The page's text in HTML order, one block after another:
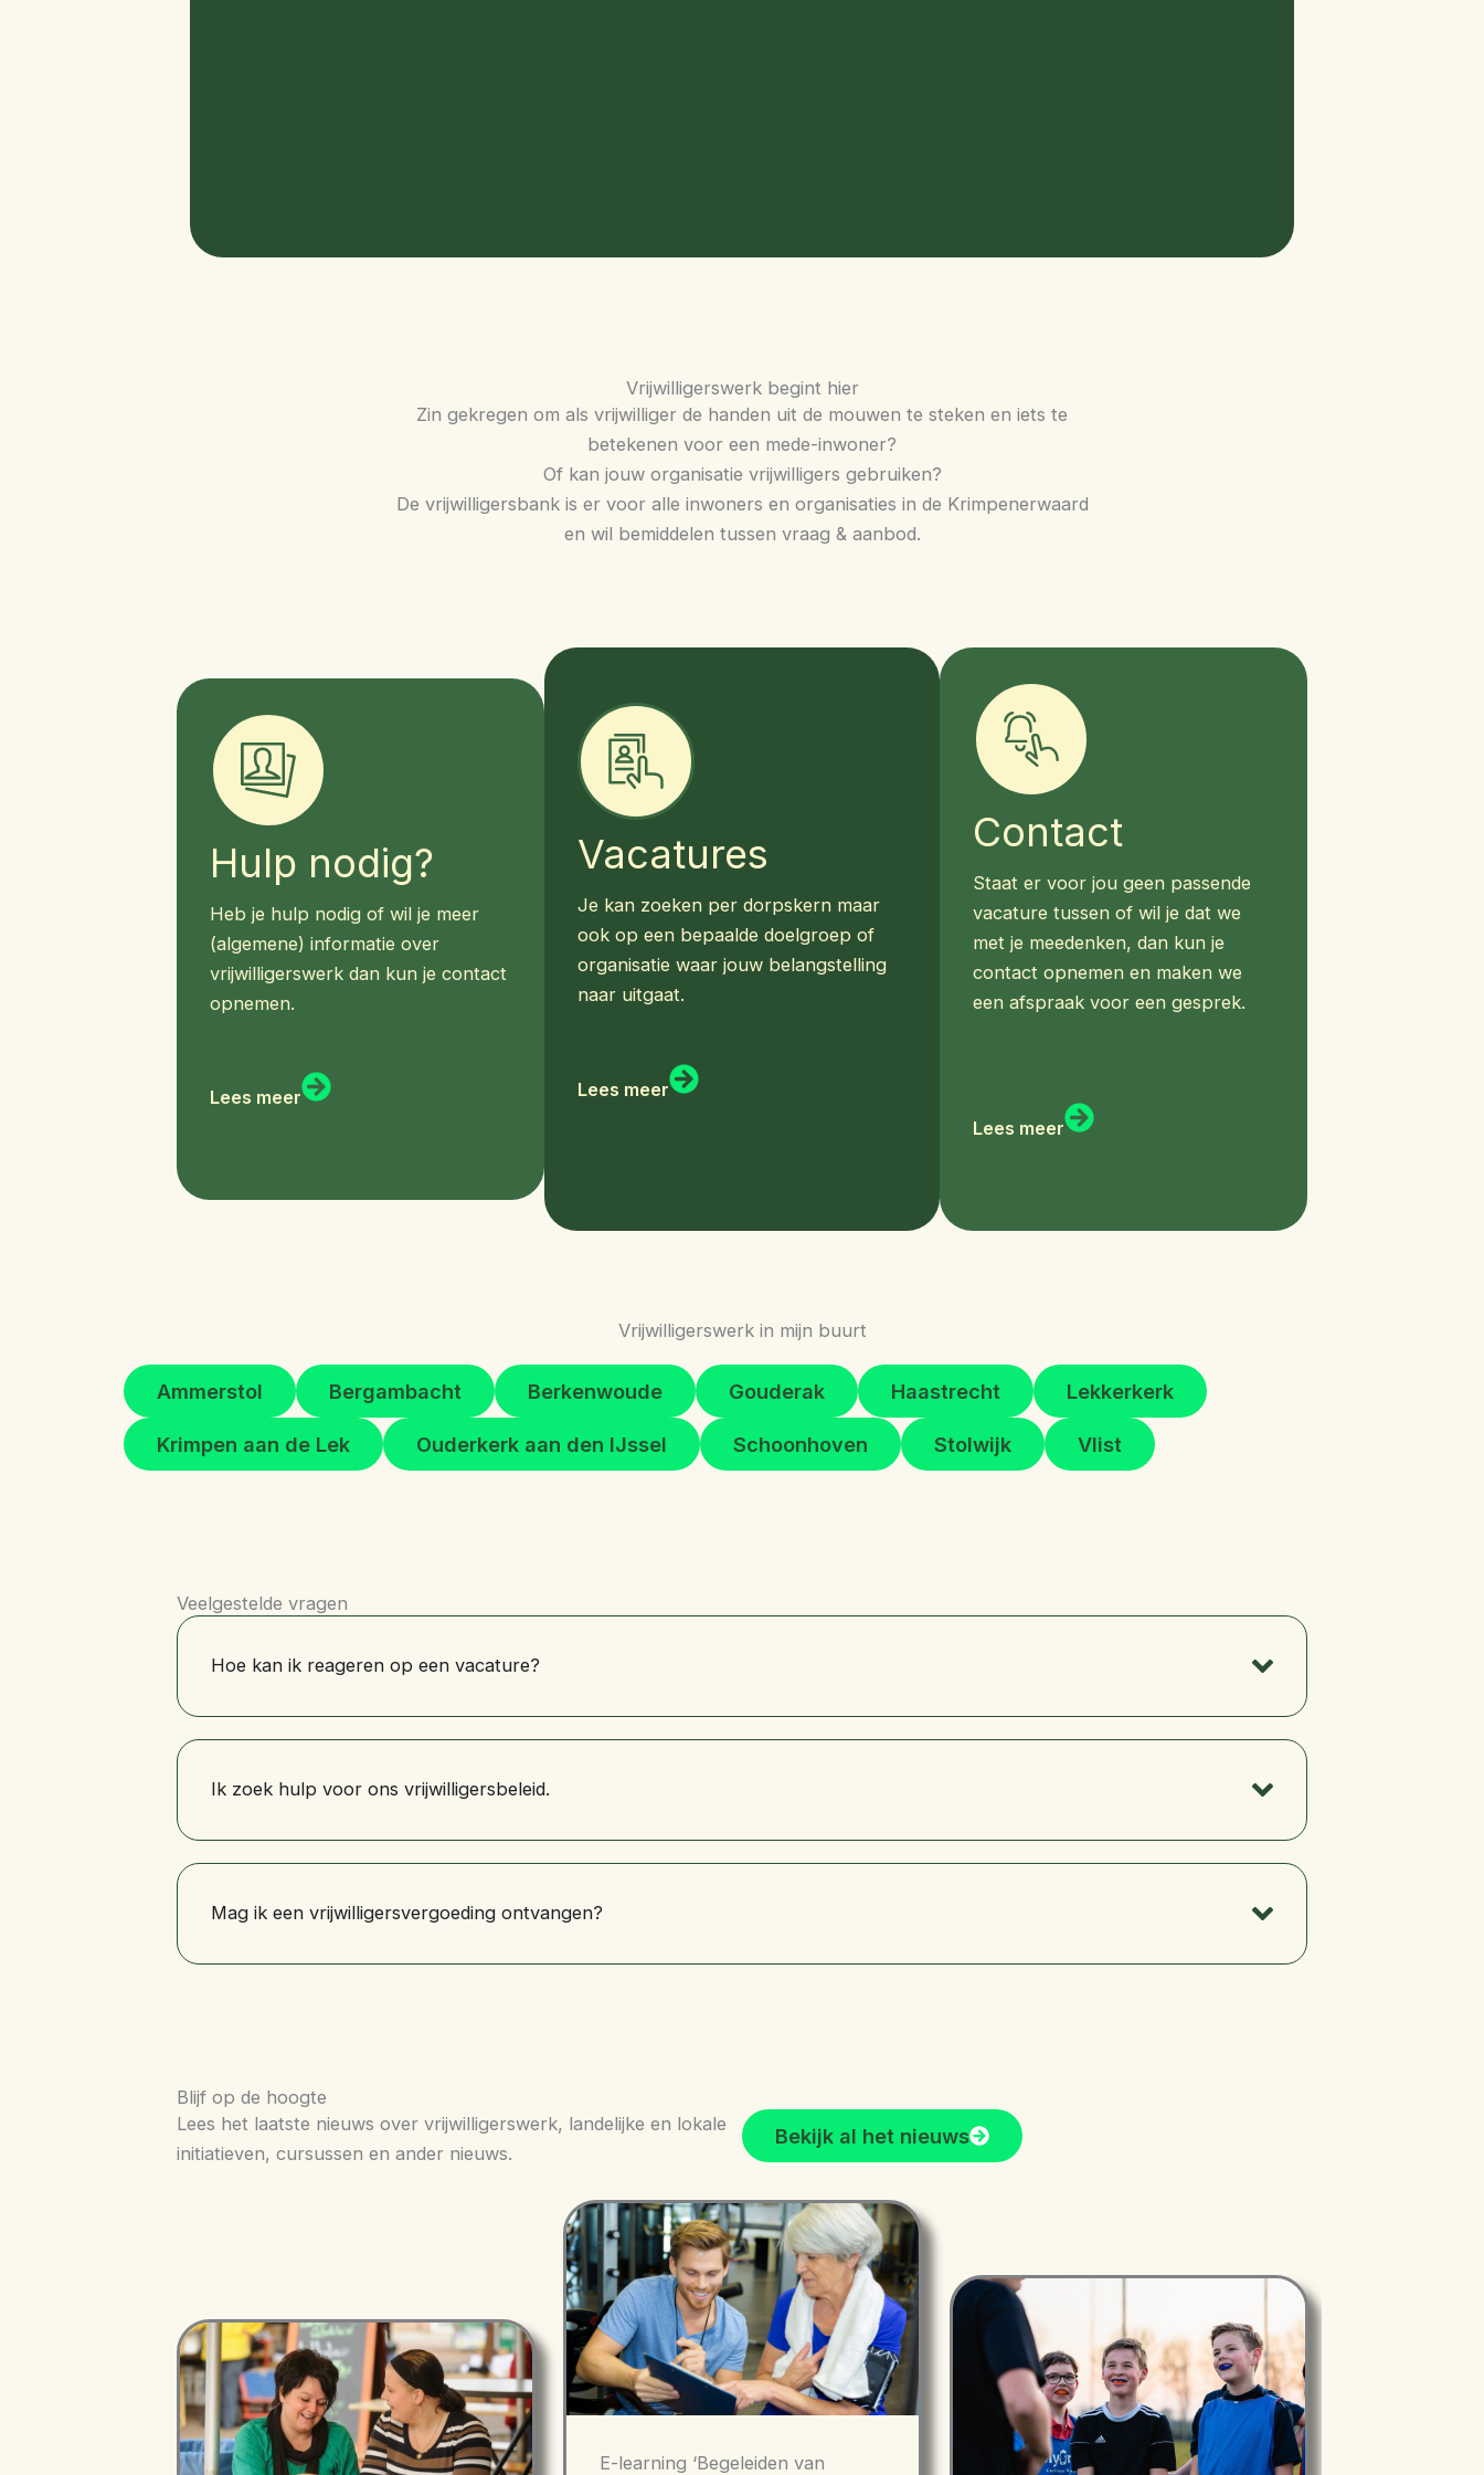
Vrijwilligerswerk begint hier
Zin gekregen om als vrijwilliger de handen uit de mouwen te steken en iets te
betekenen voor een mede-inwoner?
Of kan jouw organisatie vrijwilligers gebruiken?
De vrijwilligersbank is er voor alle inwoners en organisaties in de Krimpenerwaard
en wil bemiddelen tussen vraag & aanbod.
Hulp nodig?
Heb je hulp nodig of wil je meer
(algemene) informatie over
vrijwilligerswerk dan kun je contact
opnemen.
Lees meer
Vacatures
Je kan zoeken per dorpskern maar
ook op een bepaalde doelgroep of
organisatie waar jouw belangstelling
naar uitgaat.
Lees meer
Contact
Staat er voor jou geen passende
vacature tussen of wil je dat we
met je meedenken, dan kun je
contact opnemen en maken we
een afspraak voor een gesprek.
Lees meer
Vrijwilligerswerk in mijn buurt
Ammerstol Bergambacht Berkenwoude Gouderak Haastrecht Lekkerkerk
Krimpen aan de Lek Ouderkerk aan den IJssel Schoonhoven Stolwijk Vlist
Veelgestelde vragen
Hoe kan ik reageren op een vacature?
Ik zoek hulp voor ons vrijwilligersbeleid.
Mag ik een vrijwilligersvergoeding ontvangen?
Blijf op de hoogte
Lees het laatste nieuws over vrijwilligerswerk, landelijke en lokale
initiatieven, cursussen en ander nieuws.
Bekijk al het nieuws
E-learning ‘Begeleiden van